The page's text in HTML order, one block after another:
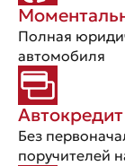
Полная
автомобиля
Без
поручителей